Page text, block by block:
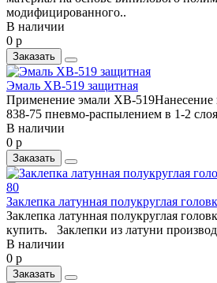
модифицированного..
В наличии
0 р
Заказать
Эмаль ХВ-519 защитная
Применение эмали ХВ-
838-75 пневмо-распылением в 1-2
В наличии
0 р
Заказать
Заклепка латунная полукруглая
Заклепка латунная полукруглая
купить. Заклепки из латуни
В наличии
0 р
Заказать